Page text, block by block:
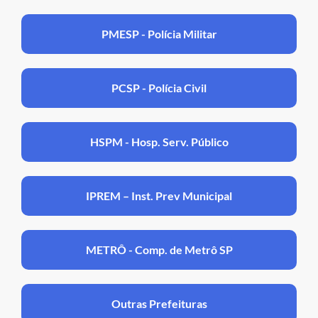
PMESP - Polícia Militar
PCSP - Polícia Civil
HSPM - Hosp. Serv. Público
IPREM – Inst. Prev Municipal
METRÔ - Comp. de Metrô SP
Outras Prefeituras